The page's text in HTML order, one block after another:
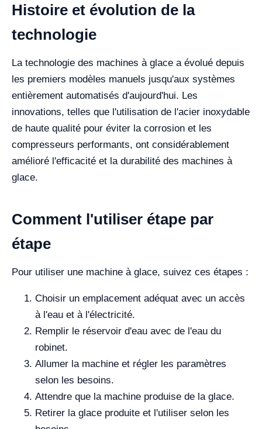
Histoire et évolution de la
technologie
La technologie des machines à glace a évolué depuis
les premiers modèles manuels jusqu'aux systèmes
entièrement automatisés d'aujourd'hui. Les
innovations, telles que l'utilisation de l'acier inoxydable
de haute qualité pour éviter la corrosion et les
compresseurs performants, ont considérablement
amélioré l'efficacité et la durabilité des machines à
glace.
Comment l'utiliser étape par
étape
Pour utiliser une machine à glace, suivez ces étapes :
Choisir un emplacement adéquat avec un accès
à l'eau et à l'électricité.
Remplir le réservoir d'eau avec de l'eau du
robinet.
Allumer la machine et régler les paramètres
selon les besoins.
Attendre que la machine produise de la glace.
Retirer la glace produite et l'utiliser selon les